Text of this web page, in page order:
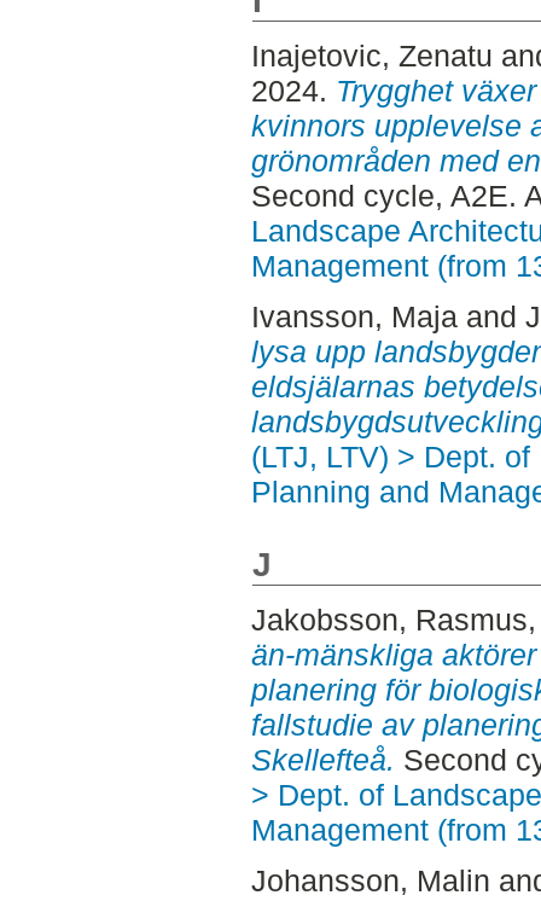
Inajetovic, Zenatu
2024. Trygghet
kvinnors upplevelse
grönområden med
Second cycle, A2E.
Landscape
Management (from
Ivansson, Majaand
lysa upp
eldsjälarnas
(LTJ, LTV) > Dept.
Planning and
J
Jakobsson, Rasmus
än-mänskliga
planering för
fallstudie av
Skellefteå. Second
> Dept. of
Management (from
Johansson, Malin